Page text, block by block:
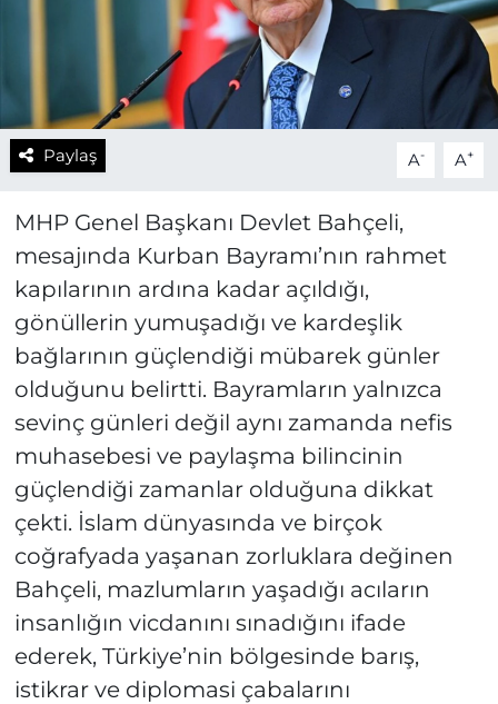
Paylaş A- A+
MHP Genel Başkanı Devlet Bahçeli,
mesajında Kurban Bayramı’nın rahmet
kapılarının ardına kadar açıldığı,
gönüllerin yumuşadığı ve kardeşlik
bağlarının güçlendiği mübarek günler
olduğunu belirtti. Bayramların yalnızca
sevinç günleri değil aynı zamanda nefis
muhasebesi ve paylaşma bilincinin
güçlendiği zamanlar olduğuna dikkat
çekti. İslam dünyasında ve birçok
coğrafyada yaşanan zorluklara değinen
Bahçeli, mazlumların yaşadığı acıların
insanlığın vicdanını sınadığını ifade
ederek, Türkiye’nin bölgesinde barış,
istikrar ve diplomasi çabalarını